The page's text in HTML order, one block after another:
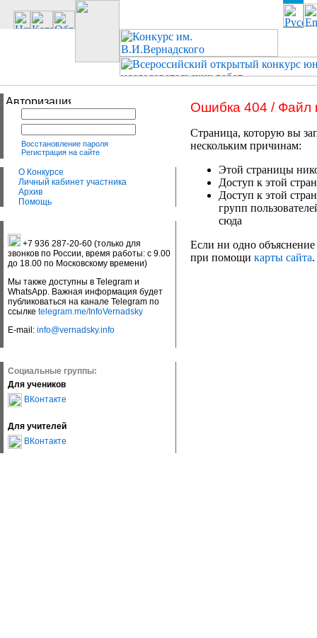
Восстановление пароля
Регистрация на сайте
О Конкурсе
Личный кабинет участника
Архив
Помощь
+7 936 287-20-60 (только для
звонков по России, время работы: с 9.00
до 18.00 по Московскому времени)
Мы также доступны в Telegram и
WhatsApp. Важная информация будет
публиковаться на канале Telegram по
ссылке telegram.me/InfoVernadsky
E-mail: info@vernadsky.info
Социальные группы:
Для учеников
ВКонтакте
Для учителей
ВКонтакте
Ошибка 404 / Файл
Страница, которую вы
нескольким причинам:
Этой страницы
Доступ к этой
Доступ к этой
групп
сюда
Если ни одно объяснение
при помощи карты сайта.